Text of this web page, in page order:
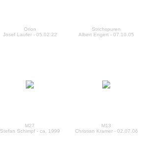
Orion
Josef Laufer - 05.02.22
Strichspuren
Albert Engert - 07.10.05
M27
Stefan Schimpf - ca. 1999
M13
Christian Kramer - 02.07.06